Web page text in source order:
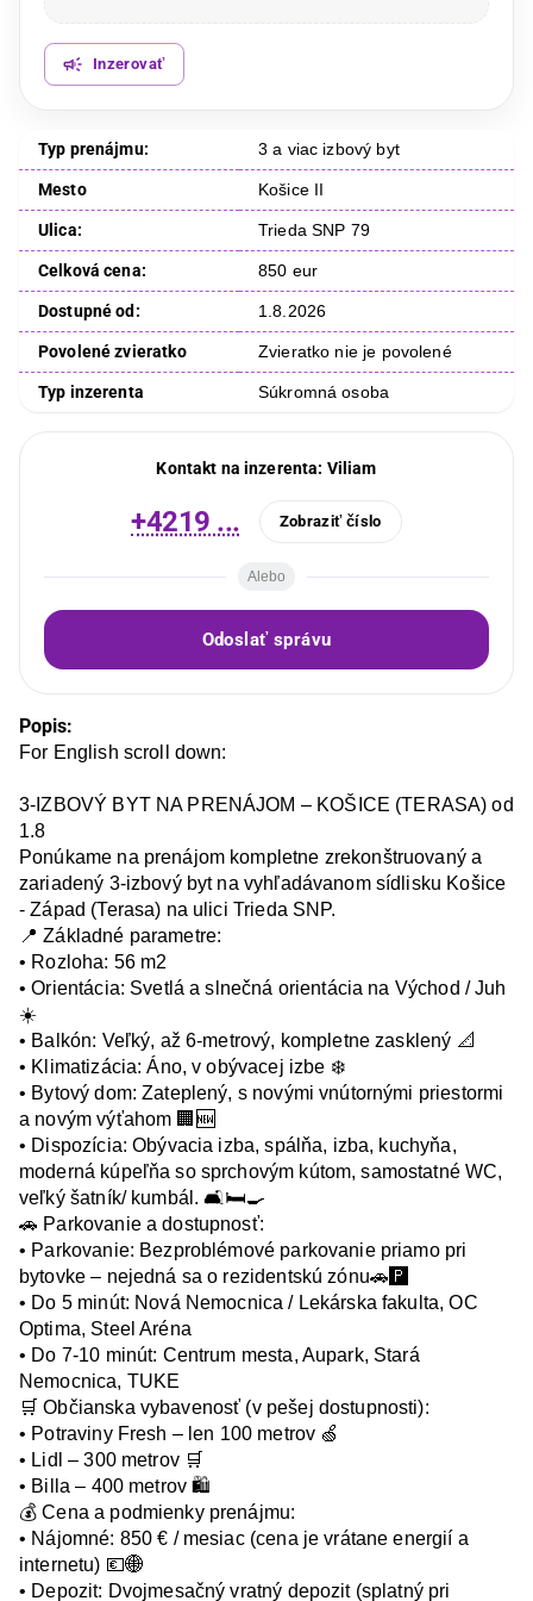
Inzerovať
Typ prenájmu: 3 a viac izbový byt
Mesto Košice II
Ulica: Trieda SNP 79
Celková cena: 850 eur
Dostupné od: 1.8.2026
Povolené zvieratko Zvieratko nie je povolené
Typ inzerenta Súkromná osoba
Kontakt na inzerenta: Viliam
+4219 ... Zobraziť číslo
Alebo
Odoslať správu
Popis:
For English scroll down:
3-IZBOVÝ BYT NA PRENÁJOM – KOŠICE (TERASA) od
1.8
Ponúkame na prenájom kompletne zrekonštruovaný a
zariadený 3-izbový byt na vyhľadávanom sídlisku Košice
- Západ (Terasa) na ulici Trieda SNP.
📍 Základné parametre:
• Rozloha: 56 m2
• Orientácia: Svetlá a slnečná orientácia na Východ / Juh
☀️
• Balkón: Veľký, až 6-metrový, kompletne zasklený 📐
• Klimatizácia: Áno, v obývacej izbe ❄️
• Bytový dom: Zateplený, s novými vnútornými priestormi
a novým výťahom 🏢🆕
• Dispozícia: Obývacia izba, spálňa, izba, kuchyňa,
moderná kúpeľňa so sprchovým kútom, samostatné WC,
veľký šatník/ kumbál. 🛋️🛏️🍳
🚗 Parkovanie a dostupnosť:
• Parkovanie: Bezproblémové parkovanie priamo pri
bytovke – nejedná sa o rezidentskú zónu🚗🅿️
• Do 5 minút: Nová Nemocnica / Lekárska fakulta, OC
Optima, Steel Aréna
• Do 7-10 minút: Centrum mesta, Aupark, Stará
Nemocnica, TUKE
🛒 Občianska vybavenosť (v pešej dostupnosti):
• Potraviny Fresh – len 100 metrov 🍏
• Lidl – 300 metrov 🛒
• Billa – 400 metrov 🛍️
💰 Cena a podmienky prenájmu:
• Nájomné: 850 € / mesiac (cena je vrátane energií a
internetu) 💶🌐
• Depozit: Dvojmesačný vratný depozit (splatný pri